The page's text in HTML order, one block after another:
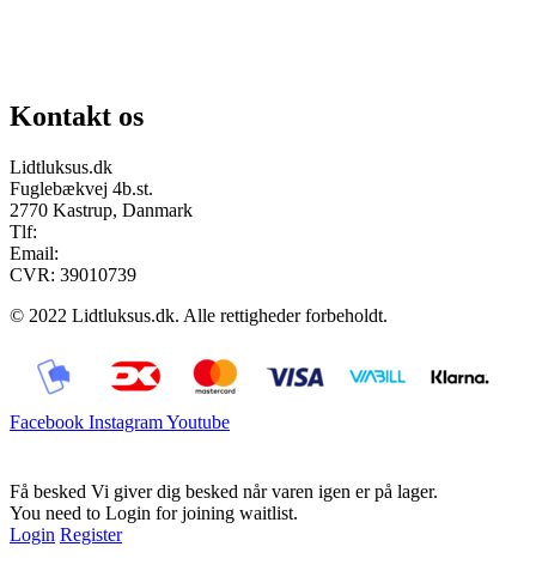
Kontakt os
Lidtluksus.dk
Fuglebækvej 4b.st.
2770 Kastrup, Danmark
Tlf:
Email:
CVR: 39010739
© 2022 Lidtluksus.dk. Alle rettigheder forbeholdt.
Facebook InstagramYoutube
Få besked Vi giver dig besked når varen igen er på lager.
You need to Login for joining waitlist.
Login Register